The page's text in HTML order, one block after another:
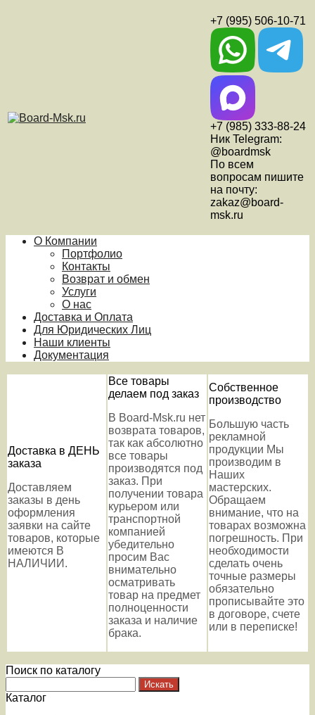
+7 (995) 506-10-71
+7 (985) 333-88-24
Ник Telegram:
@boardmsk
По всем
вопросам пишите
на почту:
zakaz@board-
msk.ru
О Компании
Портфолио
Контакты
Возврат и обмен
Услуги
О нас
Доставка и Оплата
Для Юридических Лиц
Наши клиенты
Документация
Доставка в ДЕНЬ
заказа
Доставляем
заказы в день
оформления
заявки на сайте
товаров, которые
имеются В
НАЛИЧИИ.
Все товары
делаем под заказ
В Board-Msk.ru нет
возврата товаров,
так как абсолютно
все товары
производятся под
заказ. При
получении товара
курьером или
транспортной
компанией
убедительно
просим Вас
внимательно
осматривать
товар на предмет
полноценности
заказа и наличие
брака.
Собственное
производство
Большую часть
рекламной
продукции Мы
производим в
Наших
мастерских.
Обращаем
внимание, что на
товарах возможна
погрешность. При
необходимости
сделать очень
точные размеры
обязательно
прописывайте это
в договоре, счете
или в переписке!
Поиск по каталогу
Каталог